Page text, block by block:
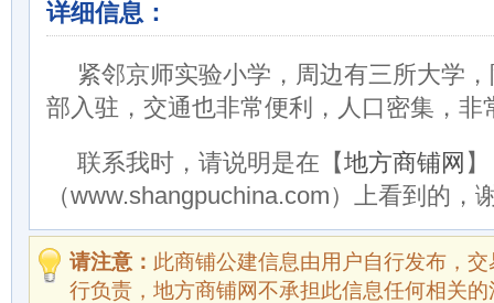
详细信息：
紧邻京师实验小学，周边有三所大学
部入驻，交通也非常便利，人口密集，非
联系我时，请说明是在【地方商铺网 】
（www.shangpuchina.com）上看到的，
请注意： 此商铺公建信息由用户自行发布，
行负责，地方商铺网不承担此信息任何相关